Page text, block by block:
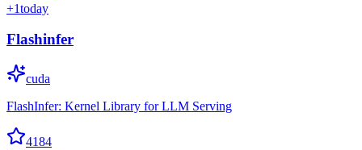
+1today
Flashinfer
cuda
FlashInfer: Kernel Library for LLM Serving
4184